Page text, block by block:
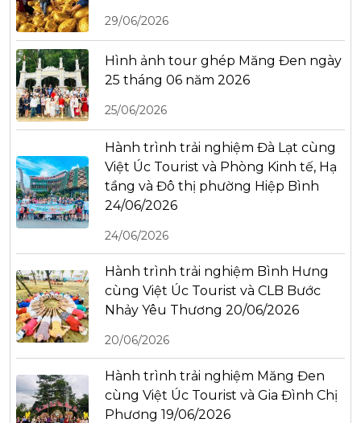
29/06/2026
Hình ảnh tour ghép Măng Đen ngày
25 tháng 06 năm 2026
25/06/2026
Hành trình trải nghiệm Đà Lạt cùng
Việt Úc Tourist và Phòng Kinh tế, Hạ
tầng và Đô thị phường Hiệp Bình
24/06/2026
24/06/2026
Hành trình trải nghiệm Bình Hưng
cùng Việt Úc Tourist và CLB Bước
Nhảy Yêu Thương 20/06/2026
20/06/2026
Hành trình trải nghiệm Măng Đen
cùng Việt Úc Tourist và Gia Đình Chị
Phương 19/06/2026